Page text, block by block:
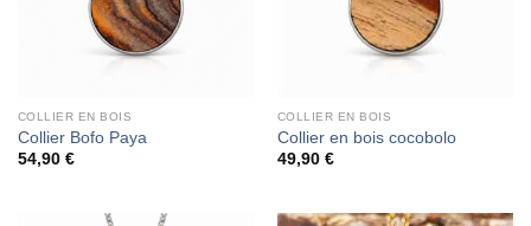
COLLIER EN BOIS
Collier Bofo Paya
54,90 €
COLLIER EN BOIS
Collier en bois cocobolo
49,90 €